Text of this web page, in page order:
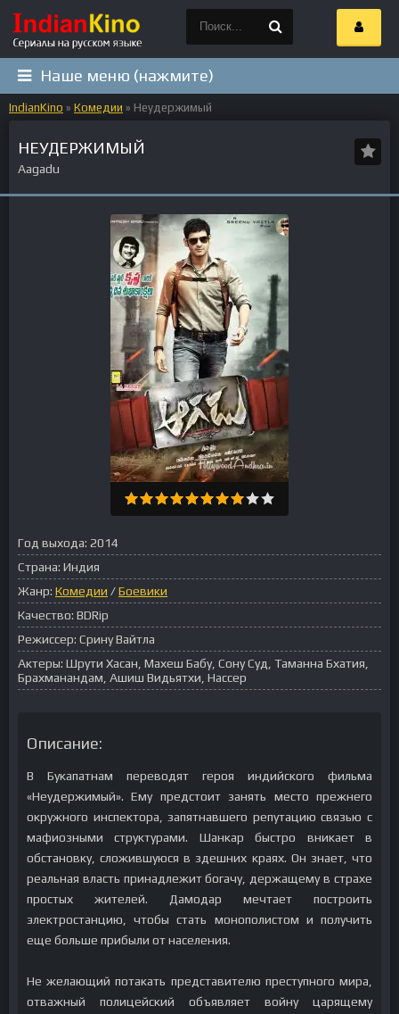
Наше меню (нажмите)
IndianKino » Комедии » Неудержимый
НЕУДЕРЖИМЫЙ
Aagadu
Год выхода: 2014
Страна: Индия
Жанр: Комедии /Боевики
Качество: BDRip
Режиссер: Срину Вайтла
Актеры: Шрути Хасан, Махеш Бабу, Сону Суд, Таманна Бхатия,
Брахманандам, Ашиш Видьятхи, Нассер
Описание:
В Букапатнам переводят героя индийского фильма
«Неудержимый». Ему предстоит занять место прежнего
окружного инспектора, запятнавшего репутацию связью с
мафиозными структурами. Шанкар быстро вникает в
обстановку, сложившуюся в здешних краях. Он знает, что
реальная власть принадлежит богачу, держащему в страхе
простых жителей. Дамодар мечтает построить
электростанцию, чтобы стать монополистом и получить
еще больше прибыли от населения.
Не желающий потакать представителю преступного мира,
отважный полицейский объявляет войну царящему